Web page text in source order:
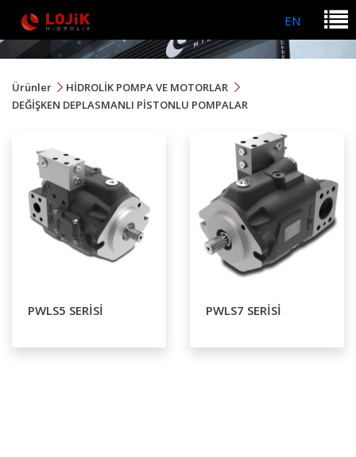
EN
Ürünler
HİDROLİK POMPA VE MOTORLAR
DEĞİŞKEN DEPLASMANLI PİSTONLU POMPALAR
PWLS5 SERİSİ PWLS7 SERİSİ